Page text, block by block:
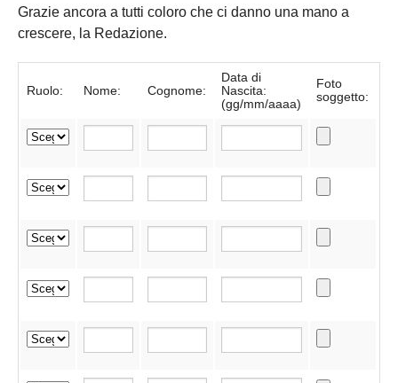
Grazie ancora a tutti coloro che ci danno una mano a
crescere, la Redazione.
Ruolo: Nome: Cognome:
Data di
Nascita:
(gg/mm/aaaa)
Foto
soggetto: